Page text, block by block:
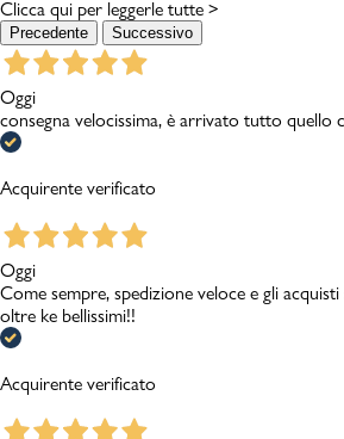
Clicca qui per leggerle tutte >
Precedente Successivo
Oggi
consegna velocissima, è arrivato tutto quello
Acquirente verificato
Oggi
Come sempre, spedizione veloce e gli
oltre ke bellissimi!!
Acquirente verificato